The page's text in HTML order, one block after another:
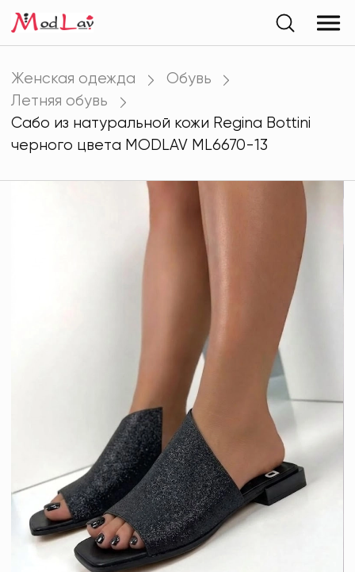
Женская одежда
Обувь
Летняя обувь
Сабо из натуральной кожи Regina Bottini
черного цвета MODLAV ML6670-13